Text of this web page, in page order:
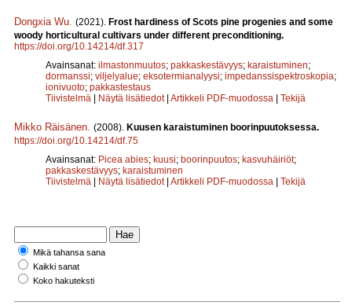
Dongxia Wu (2021). Frost hardiness of Scots pine progenies and some
woody horticultural cultivars under different preconditioning.
https://doi.org/10.14214/df.317
Avainsanat: ilmastonmuutos; pakkaskestävyys; karaistuminen;
dormanssi; viljelyalue; eksotermianalyysi; impedanssispektroskopia;
ionivuoto; pakkastestaus
Tiivistelmä | Näytä lisätiedot | Artikkeli PDF-muodossa | Tekijä
Mikko Räisänen (2008). Kuusen karaistuminen boorinpuutoksessa.
https://doi.org/10.14214/df.75
Avainsanat: Picea abies; kuusi; boorinpuutos; kasvuhäiriöt;
pakkaskestävyys; karaistuminen
Tiivistelmä | Näytä lisätiedot | Artikkeli PDF-muodossa | Tekijä
Mikä tahansa sana
Kaikki sanat
Koko hakuteksti